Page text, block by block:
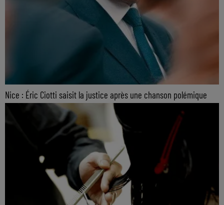
Nice : Éric Ciotti saisit la justice après une chanson polémique